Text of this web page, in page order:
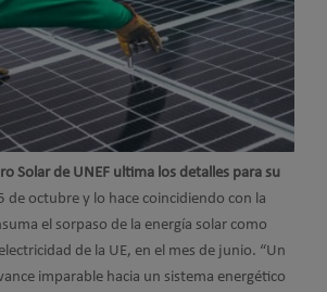
Solar de UNEF ultima los detalles para su
de octubre y lo hace coincidiendo con la
el sorpaso de la energía solar como
de la UE, en el mes de junio. “Un
imparable hacia un sistema energético